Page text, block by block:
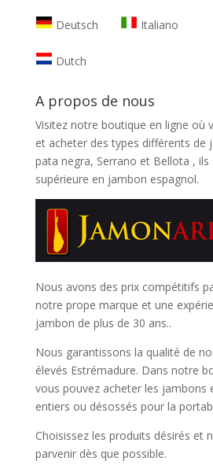
Deutsch Italiano
Dutch
A propos de nous
Visitez notre boutique en ligne où
et acheter des types différents de
pata negra, Serrano et Bellota ,
supérieure en jambon espagnol.
Nous avons des prix compétitifs
notre prope marque et une
jambon de plus de 30 ans..
Nous garantissons la qualité de
élevés Estrémadure. Dans notre
vous pouvez acheter les jambons
entiers ou désossés pour la
Choisissez les produits désirés et
parvenir dès que possible.